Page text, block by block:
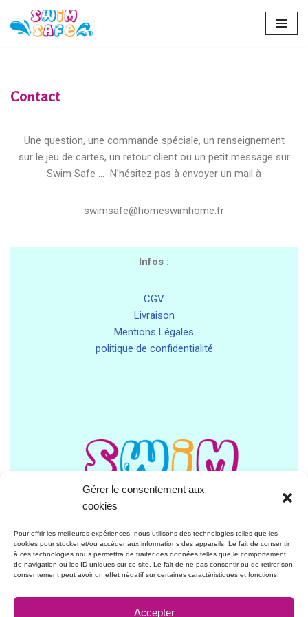
Gérer le consentement aux
cookies
Pour offrir les meilleures expériences, nous utilisons des technologies telles que les
cookies pour stocker et/ou accéder aux informations des appareils. Le fait de consentir
à ces technologies nous permettra de traiter des données telles que le comportement
de navigation ou les ID uniques sur ce site. Le fait de ne pas consentir ou de retirer son
consentement peut avoir un effet négatif sur certaines caractéristiques et fonctions.
Accepter
Aller
Contact
Une question, une commande spéciale, un renseignement
sur le jeu de cartes, un retour client ou un petit message sur
Swim Safe … N’hésitez pas à envoyer un mail à
swimsafe@homeswimhome.fr
Infos :
CGV
Livraison
Mentions Légales
politique de confidentialité
Contact: